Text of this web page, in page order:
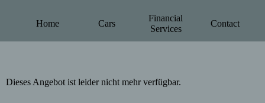
Home Cars
Financial
Services
Contact
Dieses Angebot ist leider nicht mehr verfügbar.